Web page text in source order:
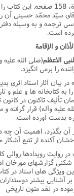
چاپ بیروت، دارالاسلامیة، 158
سیّد محمّد حسینى آن را
ترجمه و به وسیله دفتر
است.
(صلى الله علیه
را برمى انگیزد.
در بیان آثار استاد
به کتابخانه ها و علم و
تألیف تاکنون در کانون
علیه وآله) قرار گرفته
بدست آورده است.
آن بگذرد، اهمیت آن چه
آکنده از تتبع آشکار
روایت رویدادها روائى
گزارشهاى مورخان
ویژگى هاى استاد در
آشنایى بیشتر دوستداران
در نقد متون تاریخى